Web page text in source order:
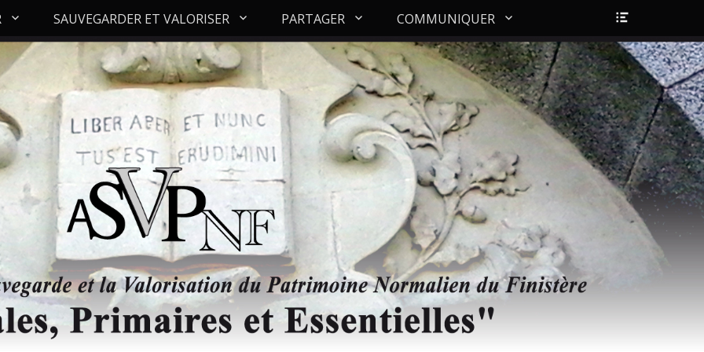
SAUVEGARDER ET VALORISER PARTAGER COMMUNIQUER
tête